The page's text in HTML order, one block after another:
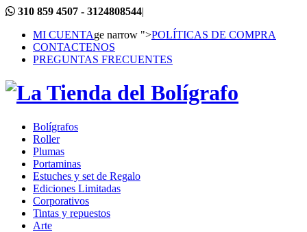
310 859 4507 - 3124808544|
MI CUENTAge narrow ">POLÍTICAS DE COMPRA
CONTACTENOS
PREGUNTAS FRECUENTES
Bolígrafos
Roller
Plumas
Portaminas
Estuches y set de Regalo
Ediciones Limitadas
Corporativos
Tintas y repuestos
Arte